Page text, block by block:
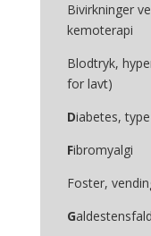
Bivirkninger
kemoterapi
Blodtryk,
for lavt)
Diabetes,
Fibromyalgi
Foster,
Galdestensfald